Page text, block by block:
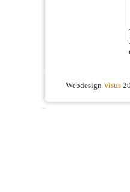
Webdesign Visus